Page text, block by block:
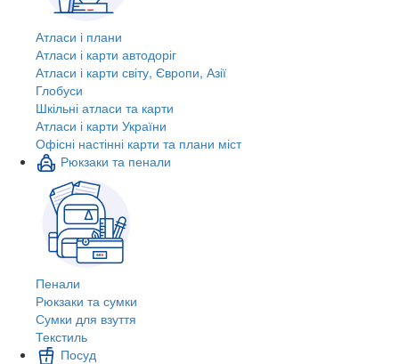
Атласи і плани
Атласи і карти автодоріг
Атласи і карти світу, Європи, Азії
Глобуси
Шкільні атласи та карти
Атласи і карти України
Офісні настінні карти та плани міст
Рюкзаки та пенали
Пенали
Рюкзаки та сумки
Сумки для взуття
Текстиль
Посуд